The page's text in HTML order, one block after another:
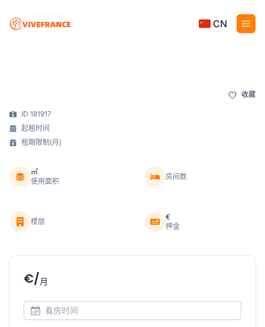
CN
收藏
ID 181917
起租时间
租期限制(月)
㎡
使用面积
房间数
楼层
€
押金
€/月